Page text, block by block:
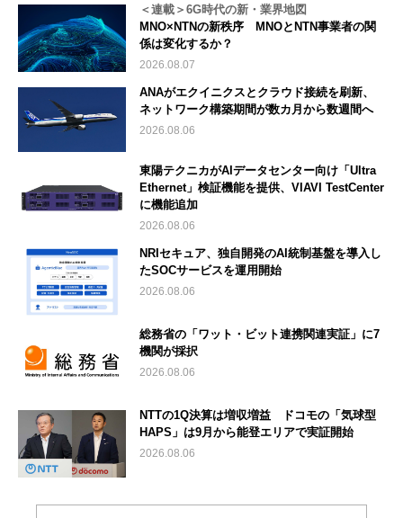
＜連載＞6G時代の新・業界地図
MNO×NTNの新秩序 MNOとNTN事業者の関
係は変化するか？
2026.08.07
ANAがエクイニクスとクラウド接続を刷新、
ネットワーク構築期間が数カ月から数週間へ
2026.08.06
東陽テクニカがAIデータセンター向け「Ultra
Ethernet」検証機能を提供、VIAVI TestCenter
に機能追加
2026.08.06
NRIセキュア、独自開発のAI統制基盤を導入し
たSOCサービスを運用開始
2026.08.06
総務省の「ワット・ビット連携関連実証」に7
機関が採択
2026.08.06
NTTの1Q決算は増収増益 ドコモの「気球型
HAPS」は9月から能登エリアで実証開始
2026.08.06